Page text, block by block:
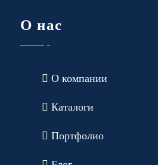
О нас
О компании
Каталоги
Портфолио